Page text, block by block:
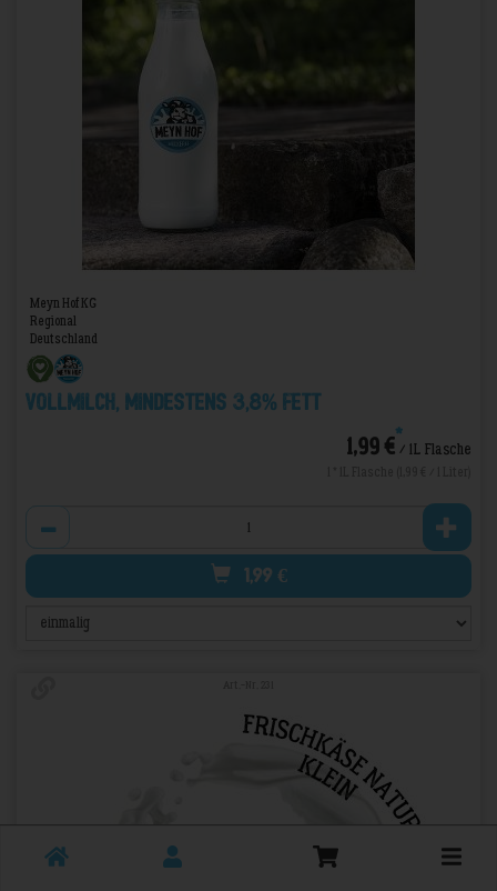
Meyn Hof KG
Regional
Deutschland
Vollmilch, mindestens 3,8% Fett
1,99 €*/ 1L Flasche
1,99 €
Toggle